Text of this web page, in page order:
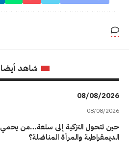
شاهد أيضا
08/08/2026
08/08/2026
حين تتحول التزكية إلى سلعة…من يحمي
الديمقراطية والمرأة المناضلة؟